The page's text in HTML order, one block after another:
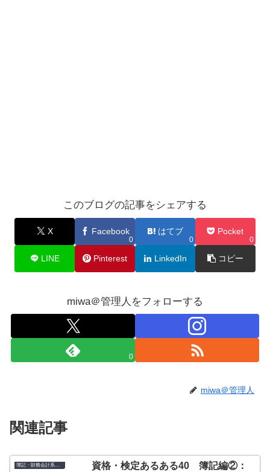
このブログの記事をシェアする
X Facebook
0
はてブ
0
Pocket
0
LINE Pinterest LinkedIn コピー
miwa＠管理人をフォローする
0
miwa＠管理人
関連記事
簿記・財務会計系資格
資格・検定あるある40 簿記編②：